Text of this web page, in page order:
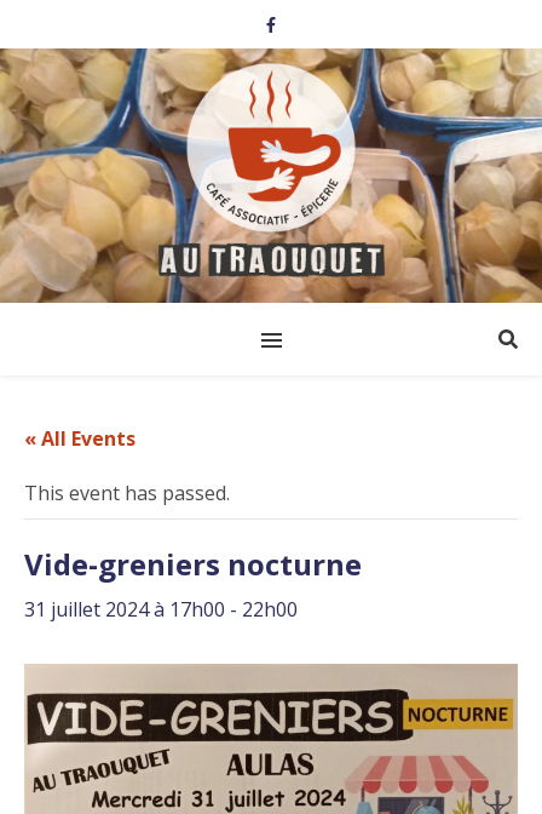
« All Events
This event has passed.
Vide-greniers nocturne
31 juillet 2024 à 17h00 - 22h00